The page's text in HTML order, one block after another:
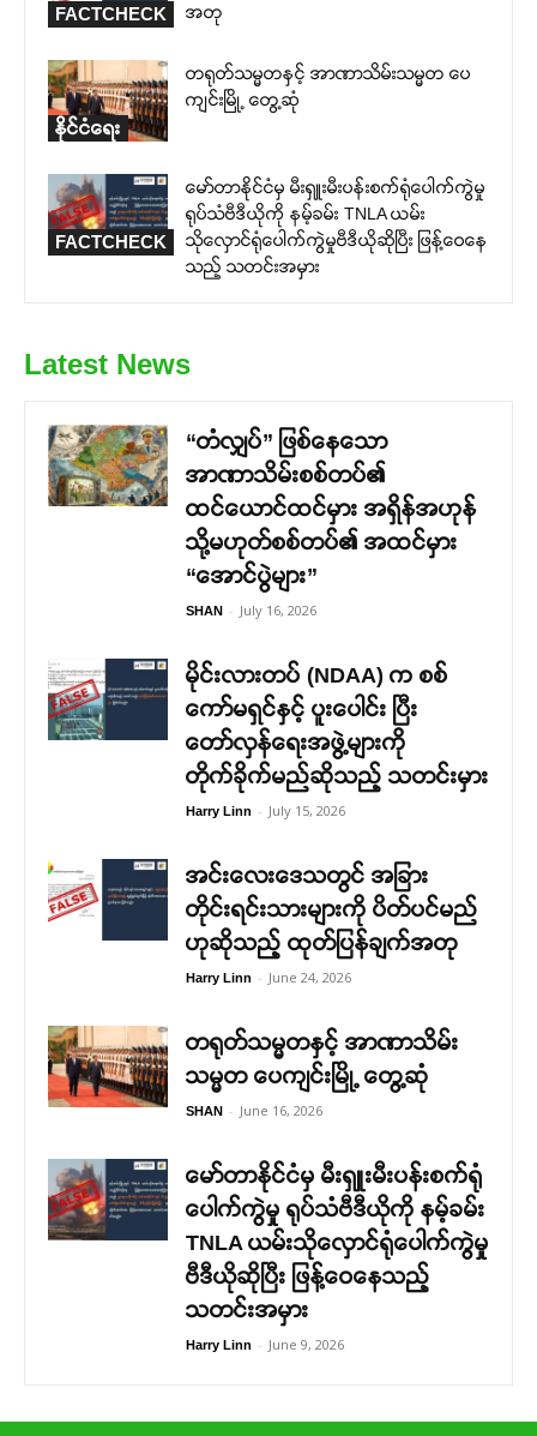
FACTCHECK
အတု
နိုင်ငံရေး
တရုတ်သမ္မတနှင့် အာဏာသိမ်းသမ္မတ ပေ
ကျင်းမြို့ တွေ့ဆုံ
FACTCHECK
မော်တာနိုင်ငံမှ မီးရှူးမီးပန်းစက်ရုံပေါက်ကွဲမှု
ရုပ်သံဗီဒီယိုကို နမ့်ခမ်း TNLA ယမ်း
သိုလှောင်ရုံပေါက်ကွဲမှုဗီဒီယိုဆိုပြီး ဖြန့်ဝေနေ
သည့် သတင်းအမှား
Latest News
“တံလျှပ်” ဖြစ်နေသော
အာဏာသိမ်းစစ်တပ်၏
ထင်ယောင်ထင်မှား အရှိန်အဟုန်
သို့မဟုတ်စစ်တပ်၏ အထင်မှား
“အောင်ပွဲများ”
SHAN - July 16, 2026
မိုင်းလားတပ် (NDAA) က စစ်
ကော်မရှင်နှင့် ပူးပေါင်း ပြီး
တော်လှန်ရေးအဖွဲ့များကို
တိုက်ခိုက်မည်ဆိုသည့် သတင်းမှား
Harry Linn - July 15, 2026
အင်းလေးဒေသတွင် အခြား
တိုင်းရင်းသားများကို ပိတ်ပင်မည်
ဟုဆိုသည့် ထုတ်ပြန်ချက်အတု
Harry Linn - June 24, 2026
တရုတ်သမ္မတနှင့် အာဏာသိမ်း
သမ္မတ ပေကျင်းမြို့ တွေ့ဆုံ
SHAN - June 16, 2026
မော်တာနိုင်ငံမှ မီးရှူးမီးပန်းစက်ရုံ
ပေါက်ကွဲမှု ရုပ်သံဗီဒီယိုကို နမ့်ခမ်း
TNLA ယမ်းသိုလှောင်ရုံပေါက်ကွဲမှု
ဗီဒီယိုဆိုပြီး ဖြန့်ဝေနေသည့်
သတင်းအမှား
Harry Linn - June 9, 2026